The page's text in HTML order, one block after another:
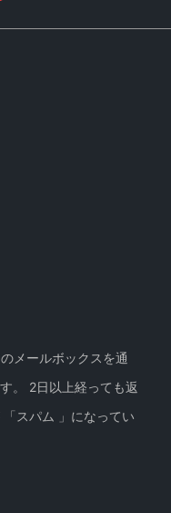
メールボックスを通
。 2日以上経っても返
スパム 」になってい